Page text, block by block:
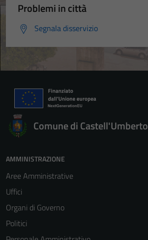
Problemi in città
Segnala disservizio
Comune di Castell'Umberto
AMMINISTRAZIONE
Aree Amministrative
Uffici
Organi di Governo
Politici